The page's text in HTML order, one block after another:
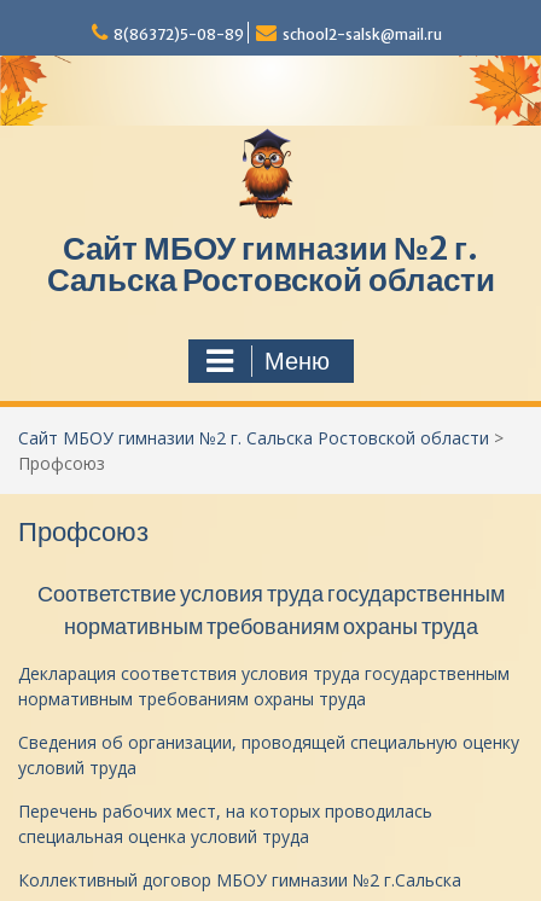
р
е
й
8(86372)5-08-89 school2-salsk@mail.ru
Сайт МБОУ гимназии №2 г.
Сальска Ростовской области
Меню
Сайт МБОУ гимназии №2 г. Сальска Ростовской области >
Профсоюз
Профсоюз
Соответствие условия труда государственным
нормативным требованиям охраны труда
Декларация соответствия условия труда государственным
нормативным требованиям охраны труда
Сведения об организации, проводящей специальную оценку
условий труда
Перечень рабочих мест, на которых проводилась
специальная оценка условий труда
Коллективный договор МБОУ гимназии №2 г.Сальска